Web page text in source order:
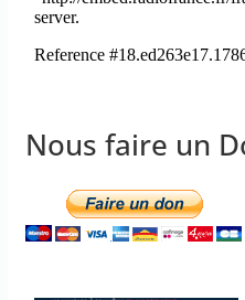
Nous faire un